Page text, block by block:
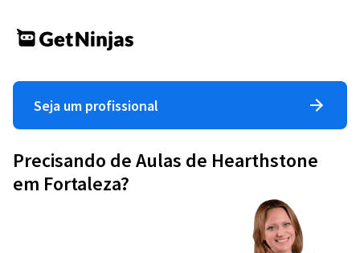
Seja um profissional
Precisando de Aulas de Hearthstone
em Fortaleza?